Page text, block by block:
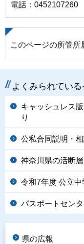
電話：0452107260
このページの所管所
よくみられてい
キャッシュレス
り
公私合同説明・
神奈川県の活断層
令和7年度 公立
パスポートセン
県の広報